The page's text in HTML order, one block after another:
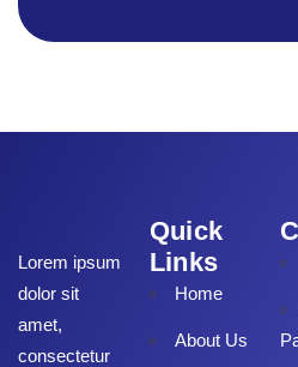
Lorem ipsum
dolor sit
amet,
consectetur
Quick
Links
Home
About Us